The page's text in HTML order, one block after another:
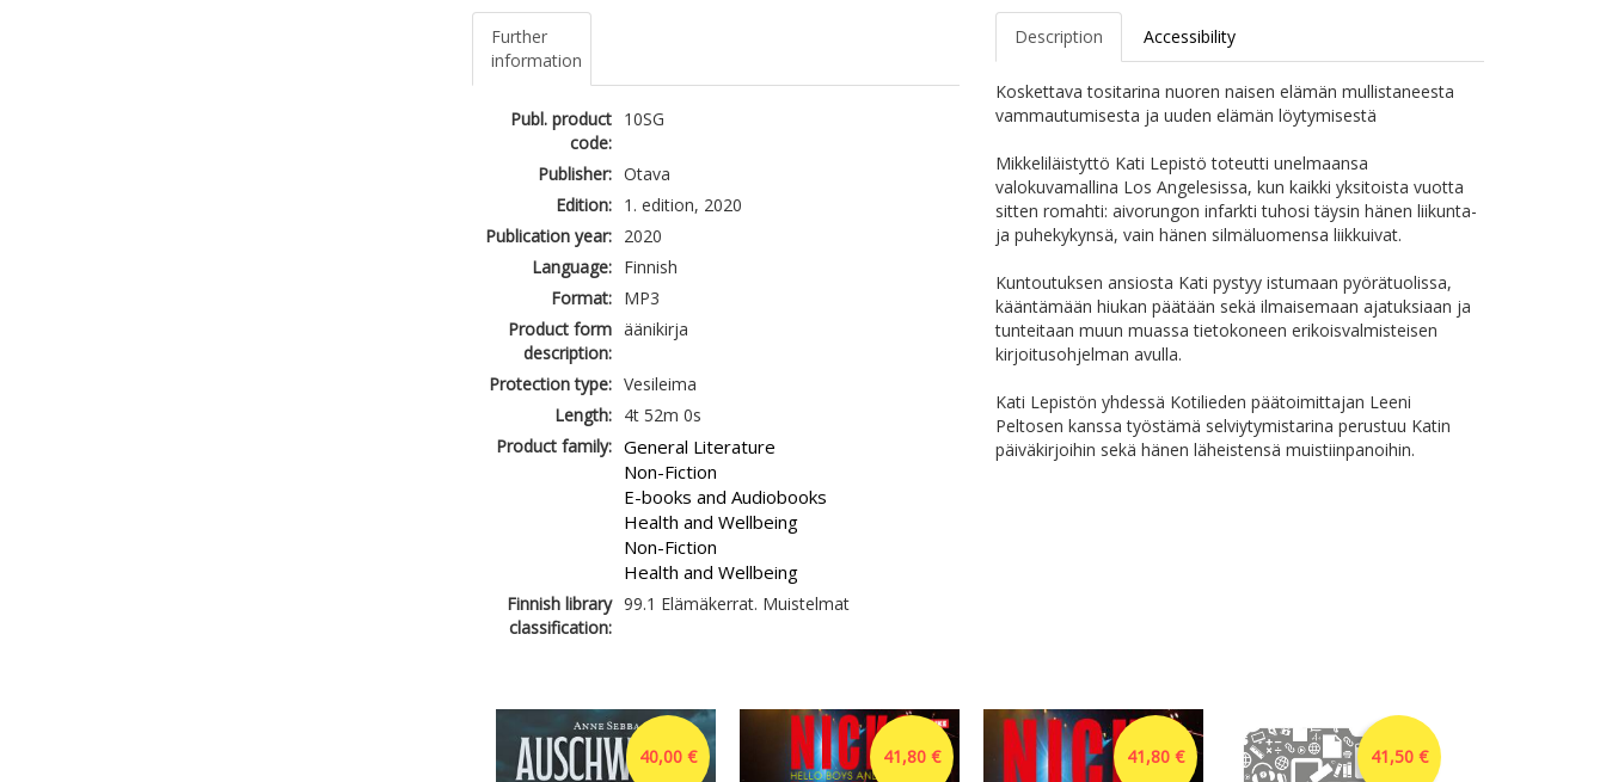
Further
information
Publ. product
code:
10SG
Publisher: Otava
Edition:
1. edition, 2020
Publication year:
2020
Language:
Finnish
Format:
MP3
Product form
description:
äänikirja
Protection type: Vesileima
Length:
4t 52m 0s
Product family: General Literature
Non-Fiction
E-books and Audiobooks
Health and Wellbeing
Non-Fiction
Health and Wellbeing
Finnish library
classification:
99.1 Elämäkerrat. Muistelmat
Description Accessibility
Koskettava tositarina nuoren naisen elämän mullistaneesta
vammautumisesta ja uuden elämän löytymisestä
Mikkeliläistyttö Kati Lepistö toteutti unelmaansa
valokuvamallina Los Angelesissa, kun kaikki yksitoista vuotta
sitten romahti: aivorungon infarkti tuhosi täysin hänen liikunta-
ja puhekykynsä, vain hänen silmäluomensa liikkuivat.
Kuntoutuksen ansiosta Kati pystyy istumaan pyörätuolissa,
kääntämään hiukan päätään sekä ilmaisemaan ajatuksiaan ja
tunteitaan muun muassa tietokoneen erikoisvalmisteisen
kirjoitusohjelman avulla.
Kati Lepistön yhdessä Kotilieden päätoimittajan Leeni
Peltosen kanssa työstämä selviytymistarina perustuu Katin
päiväkirjoihin sekä hänen läheistensä muistiinpanoihin.
40,00 € 41,80 € 41,80 € 41,50 €